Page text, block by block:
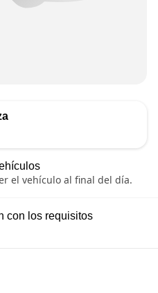
el vehículo al final del día.
con los requisitos